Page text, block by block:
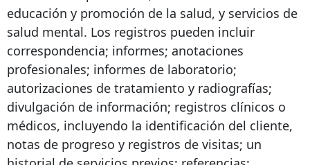
educación y promoción de la salud, y servicios de
salud mental. Los registros pueden incluir
correspondencia; informes; anotaciones
profesionales; informes de laboratorio;
autorizaciones de tratamiento y radiografías;
divulgación de información; registros clínicos o
médicos, incluyendo la identificación del cliente,
notas de progreso y registros de visitas; un